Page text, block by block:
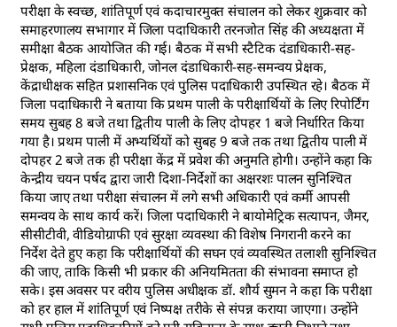
परीक्षा के स्वच्छ, शांतिपूर्ण एवं कदाचारमुक्त संचालन को लेकर शुक्रवार को
समाहरणालय सभागार में जिला पदाधिकारी तरनजोत सिंह की अध्यक्षता में
समीक्षा बैठक आयोजित की गई। बैठक में सभी स्टैटिक दंडाधिकारी-सह-
प्रेक्षक, महिला दंडाधिकारी, जोनल दंडाधिकारी-सह-समन्वय प्रेक्षक,
केंद्राधीक्षक सहित प्रशासनिक एवं पुलिस पदाधिकारी उपस्थित रहे। बैठक में
जिला पदाधिकारी ने बताया कि प्रथम पाली के परीक्षार्थियों के लिए रिपोर्टिंग
समय सुबह 8 बजे तथा द्वितीय पाली के लिए दोपहर 1 बजे निर्धारित किया
गया है। प्रथम पाली में अभ्यर्थियों को सुबह 9 बजे तक तथा द्वितीय पाली में
दोपहर 2 बजे तक ही परीक्षा केंद्र में प्रवेश की अनुमति होगी। उन्होंने कहा कि
केन्द्रीय चयन पर्षद द्वारा जारी दिशा-निर्देशों का अक्षरशः पालन सुनिश्चित
किया जाए तथा परीक्षा संचालन में लगे सभी अधिकारी एवं कर्मी आपसी
समन्वय के साथ कार्य करें। जिला पदाधिकारी ने बायोमेट्रिक सत्यापन, जैमर,
सीसीटीवी, वीडियोग्राफी एवं सुरक्षा व्यवस्था की विशेष निगरानी करने का
निर्देश देते हुए कहा कि परीक्षार्थियों की सघन एवं व्यवस्थित तलाशी सुनिश्चित
की जाए, ताकि किसी भी प्रकार की अनियमितता की संभावना समाप्त हो
सके। इस अवसर पर वरीय पुलिस अधीक्षक डॉ. शौर्य सुमन ने कहा कि परीक्षा
को हर हाल में शांतिपूर्ण एवं निष्पक्ष तरीके से संपन्न कराया जाएगा। उन्होंने